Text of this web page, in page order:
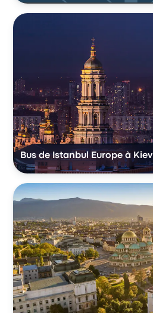
Bus de Istanbul Europe à Kiev